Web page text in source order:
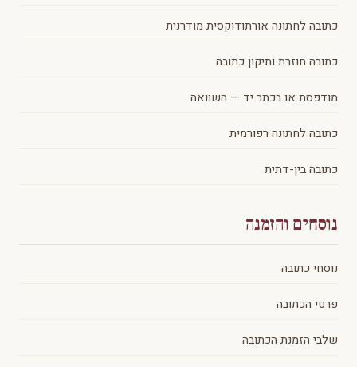
כתובה לחתונה אורתודוקסית מודרנית
כתובה חוזרת ותיקון כתובה
מודפסת או בכתב יד — השוואה
כתובה לחתונה רפורמית
כתובה בין-דתית
נוסחים והזמנה
נוסחי כתובה
פרטי הכתובה
שלבי הזמנת הכתובה